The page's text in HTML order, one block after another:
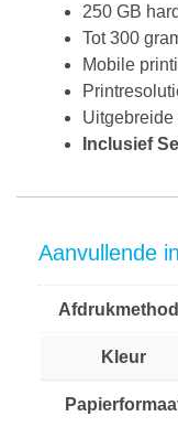
250 GB
Tot 300
Mobile
Inclusief
Aanvullende
Kleur